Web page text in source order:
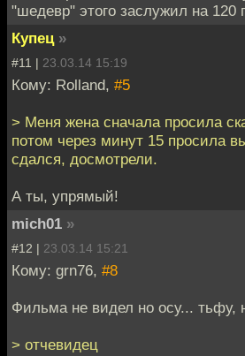
"шедевр" этого заслужил на 120
Купец »
#11 | 23.03.14 15:19
Кому: Rolland, #5
> Меня жена сначала просила
потом через минут 15 просила
сдался, досмотрели.
А ты, упрямый!
mich01 »
#12 | 23.03.14 15:21
Кому: grn76, #8
Фильма не видел но осу... тьфу,
> отчевидец